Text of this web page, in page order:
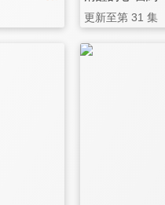
更新至第 31 集